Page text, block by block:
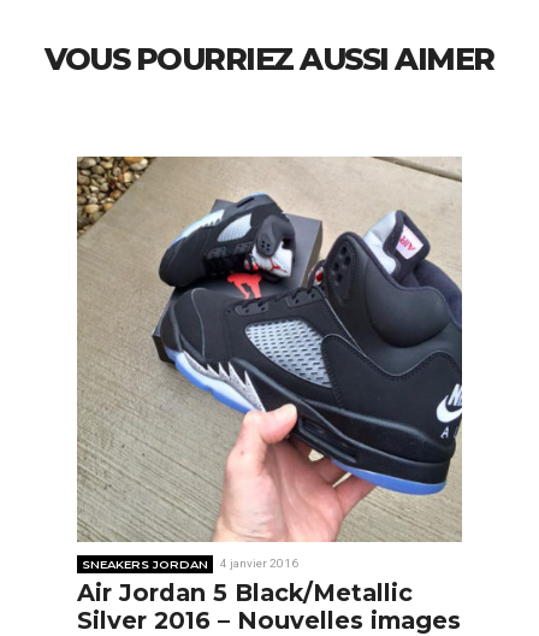
VOUS POURRIEZ AUSSI AIMER
SNEAKERS JORDAN 4 janvier 2016
Air Jordan 5 Black/Metallic
Silver 2016 – Nouvelles images